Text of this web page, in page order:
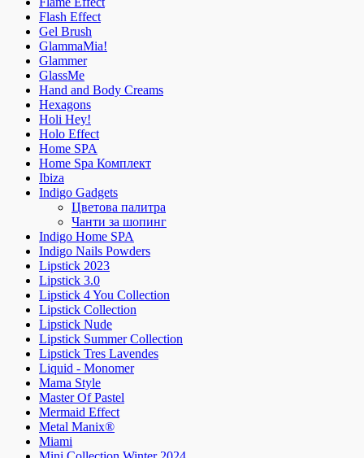
Flash Effect
Gel Brush
GlammaMia!
Glammer
GlassMe
Hand and Body Creams
Hexagons
Holi Hey!
Holo Effect
Home SPA
Home Spa Комплект
Ibiza
Indigo Gadgets
Цветова палитра
Чанти за шопинг
Indigo Home SPA
Indigo Nails Powders
Lipstick 2023
Lipstick 3.0
Lipstick 4 You Collection
Lipstick Collection
Lipstick Nude
Lipstick Summer Collection
Lipstick Tres Lavendes
Liquid - Monomer
Mama Style
Master Of Pastel
Mermaid Effect
Metal Manix®
Miami